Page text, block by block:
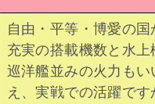
自由・平等・博愛の
充実の搭載機数と水
巡洋艦並みの火力もい
え、実戦での活躍です